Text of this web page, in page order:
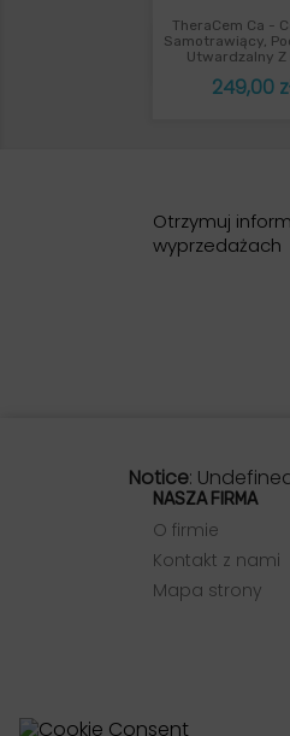
TheraCem Ca -
Samotrawiący,
Utwardzalny Z
Cena
249,00
Szybki
Otrzymuj
wyprzedażach
Notice:
NASZA FIRMA
O firmie
Kontakt z nami
Mapa strony